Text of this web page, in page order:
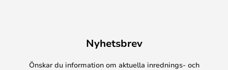
Nyhetsbrev
Önskar du information om aktuella inrednings- och